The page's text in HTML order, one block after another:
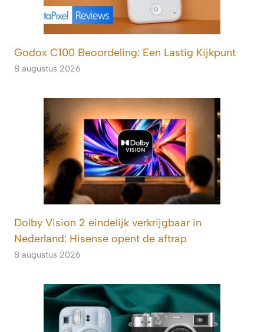
Godox C100 Beoordeling: Een Lastig Kijkpunt
8 augustus 2026
Dolby Vision 2 eindelijk verkrijgbaar in
Nederland: Hisense opent de aftrap
8 augustus 2026